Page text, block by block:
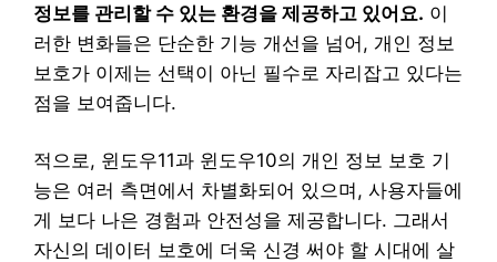
정보를 관리할 수 있는 환경을 제공하고 있어요. 이
러한 변화들은 단순한 기능 개선을 넘어, 개인 정보
보호가 이제는 선택이 아닌 필수로 자리잡고 있다는
점을 보여줍니다.
적으로, 윈도우11과 윈도우10의 개인 정보 보호 기
능은 여러 측면에서 차별화되어 있으며, 사용자들에
게 보다 나은 경험과 안전성을 제공합니다. 그래서
자신의 데이터 보호에 더욱 신경 써야 할 시대에 살